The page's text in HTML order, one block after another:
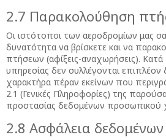
2.7 Παρακολούθηση
Οι ιστότοποι των αεροδρομίων μας
δυνατότητα να βρίσκετε και να
πτήσεων (αφίξεις-αναχωρήσεις).
υπηρεσίας δεν συλλέγονται
χαρακτήρα πέραν εκείνων που
2.1 (Γενικές Πληροφορίες) της
προστασίας δεδομένων προσωπικού
2.8 Ασφάλεια δεδομένων